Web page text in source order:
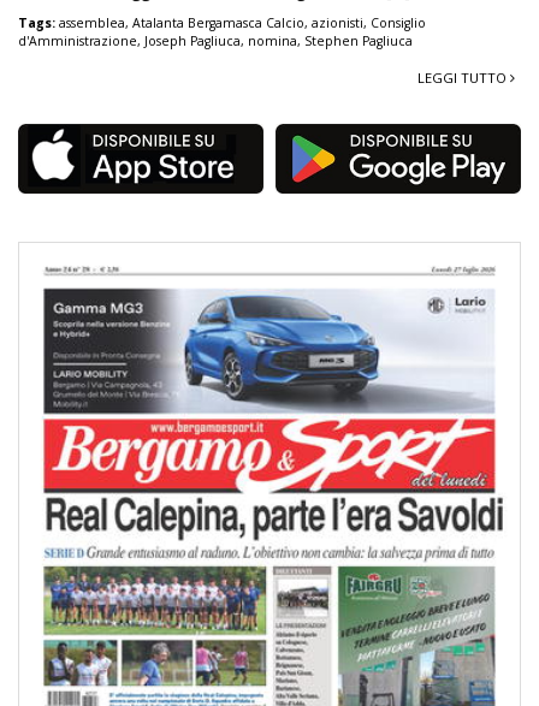
Tags: assemblea, Atalanta Bergamasca Calcio, azionisti, Consiglio
d'Amministrazione, Joseph Pagliuca, nomina, Stephen Pagliuca
LEGGI TUTTO